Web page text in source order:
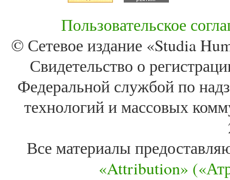
Пользовательское
© Сетевое издание «Studia
Свидетельство о
Федеральной службой по
технологий и массовых
Все материалы
«Attribution»